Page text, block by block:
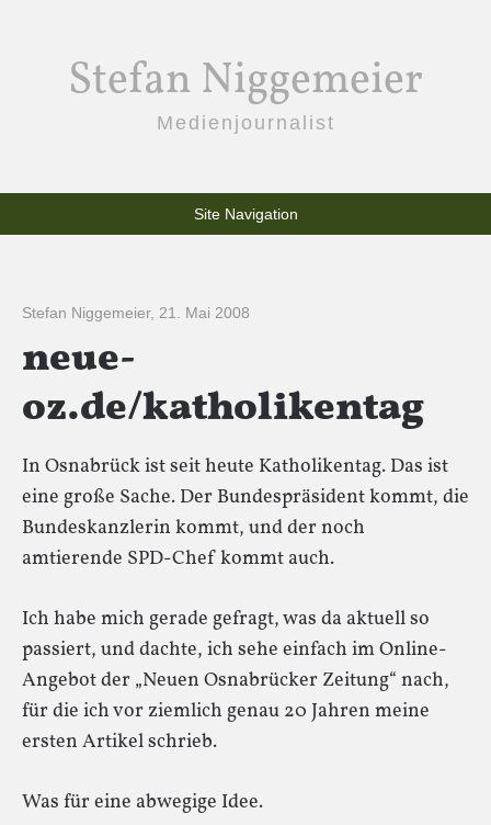
Stefan Niggemeier
Medienjournalist
Site Navigation
Stefan Niggemeier, 21. Mai 2008
neue-
oz.de/katholikentag
In Osnabrück ist seit heute Katholikentag. Das ist
eine große Sache. Der Bundespräsident kommt, die
Bundeskanzlerin kommt, und der noch
amtierende SPD-Chef kommt auch.
Ich habe mich gerade gefragt, was da aktuell so
passiert, und dachte, ich sehe einfach im Online-
Angebot der „Neuen Osnabrücker Zeitung“ nach,
für die ich vor ziemlich genau 20 Jahren meine
ersten Artikel schrieb.
Was für eine abwegige Idee.